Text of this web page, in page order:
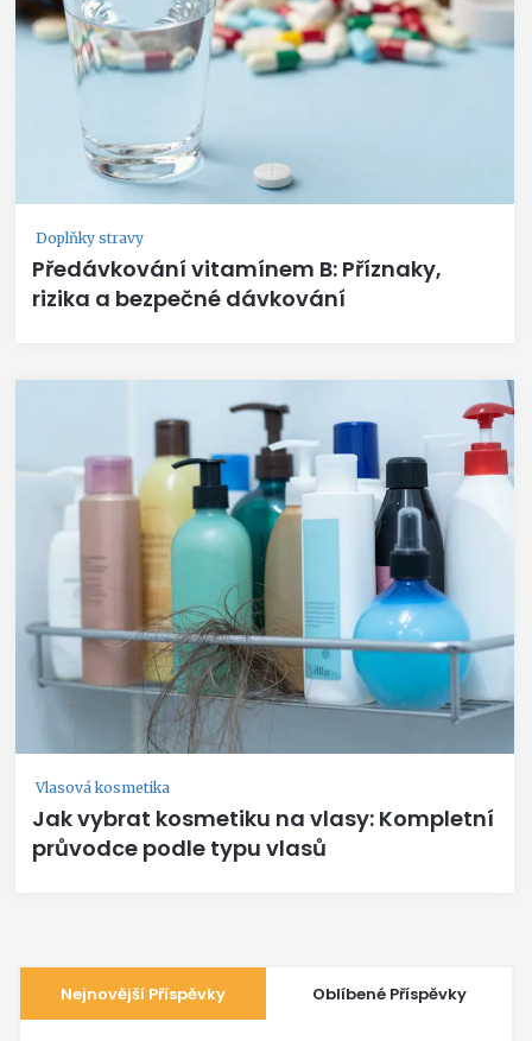
Doplňky stravy
Předávkování vitamínem B: Příznaky,
rizika a bezpečné dávkování
Vlasová kosmetika
Jak vybrat kosmetiku na vlasy: Kompletní
průvodce podle typu vlasů
Nejnovější Příspěvky Oblíbené Příspěvky